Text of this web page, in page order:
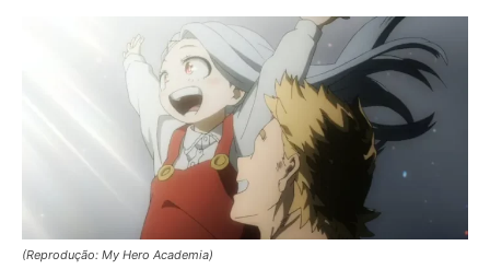
(Reprodução: My Hero Academia)